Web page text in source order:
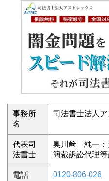
事務所
名
司法書士法人
代表司
法書士
奥川﨑 純一：
簡裁訴訟代理
電話 0120-806-026